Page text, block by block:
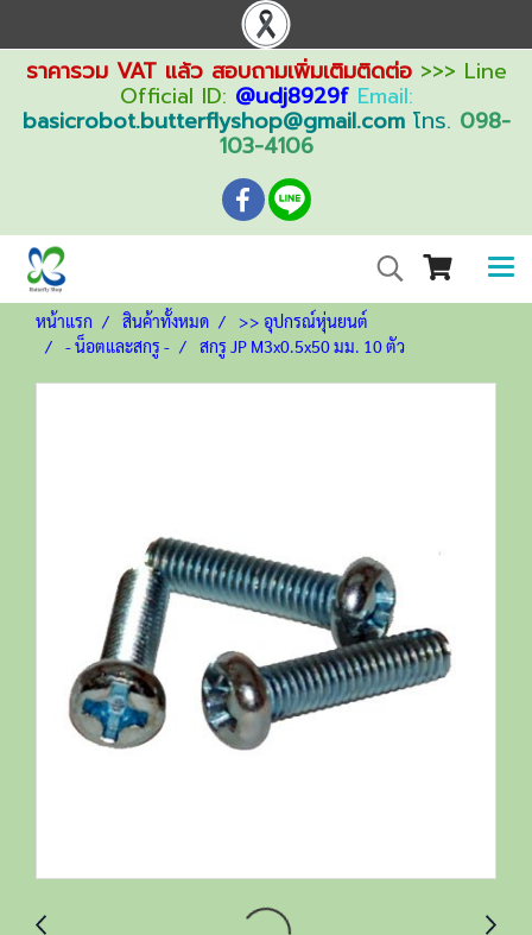
ราคารวม VAT แล้ว สอบถามเพิ่มเติมติดต่อ>>> Line
Official ID: @udj8929f Email:
basicrobot.butterflyshop@gmail.comโทร. 098-
103-4106
หน้าแรก สินค้าทั้งหมด
>> อุปกรณ์หุ่นยนต์
- น็อตและสกรู -
สกรู JP M3x0.5x50 มม. 10 ตัว